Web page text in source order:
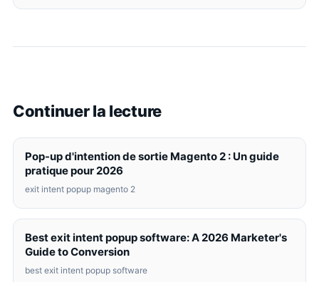
Continuer la lecture
Pop-up d'intention de sortie Magento 2 : Un guide
pratique pour 2026
exit intent popup magento 2
Best exit intent popup software: A 2026 Marketer's
Guide to Conversion
best exit intent popup software